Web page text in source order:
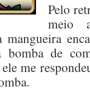
Pelo
meio
mangueira
bomba de
me